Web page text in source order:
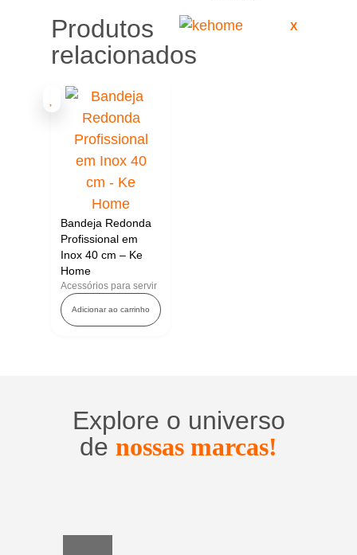
X
Produtos
relacionados
Bandeja Redonda
Profissional em
Inox 40 cm – Ke
Home
Acessórios para servir
Adicionar ao carrinho
Explore o universo
de nossas marcas!